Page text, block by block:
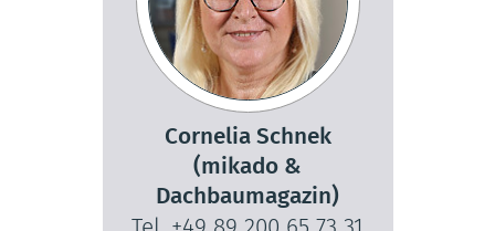
Cornelia Schnek
(mikado &
Dachbaumagazin)